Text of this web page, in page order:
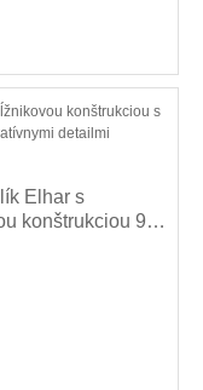
Elhar s
konštrukciou 96